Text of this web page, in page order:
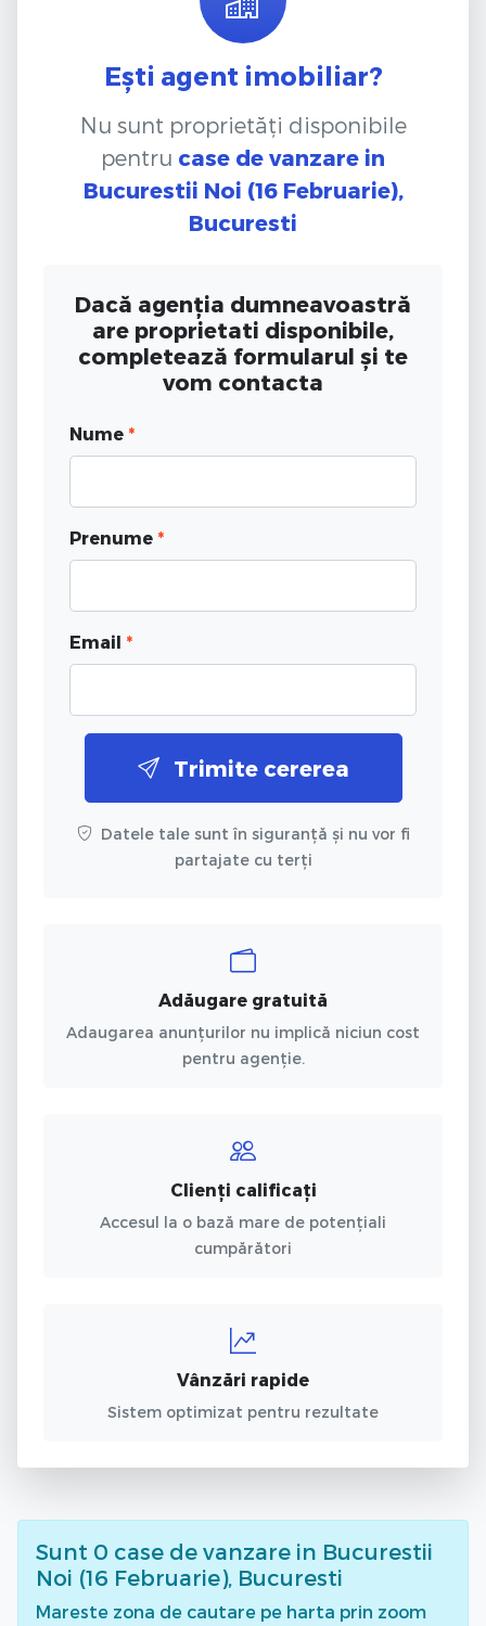
Ești agent imobiliar?
Nu sunt proprietăți disponibile
pentru case de vanzare in
Bucurestii Noi (16 Februarie),
Bucuresti
Dacă agenția dumneavoastră
are proprietati disponibile,
completează formularul și te
vom contacta
Nume *
Prenume *
Email *
Trimite cererea
Datele tale sunt în siguranță și nu vor fi
partajate cu terți
Adăugare gratuită
Adaugarea anunțurilor nu implică niciun cost
pentru agenție.
Clienți calificați
Accesul la o bază mare de potențiali
cumpărători
Vânzări rapide
Sistem optimizat pentru rezultate
Sunt 0 case de vanzare in Bucurestii
Noi (16 Februarie), Bucuresti
Mareste zona de cautare pe harta prin zoom